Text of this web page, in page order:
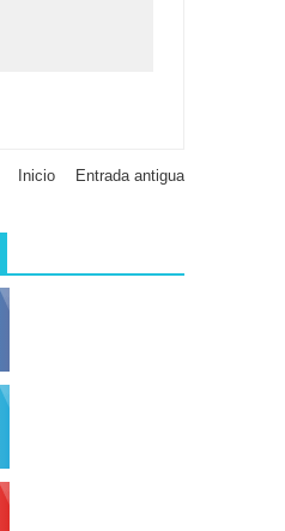
Entrada antigua
Inicio